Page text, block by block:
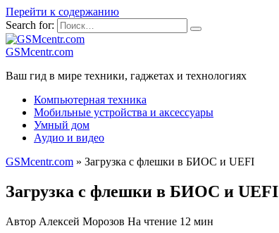
Перейти к содержанию
Search for:
GSMcentr.com
Ваш гид в мире техники, гаджетах и технологиях
Компьютерная техника
Мобильные устройства и аксессуары
Умный дом
Аудио и видео
GSMcentr.com » Загрузка с флешки в БИОС и UEFI
Загрузка с флешки в БИОС и UEFI
Автор Алексей Морозов На чтение 12 мин